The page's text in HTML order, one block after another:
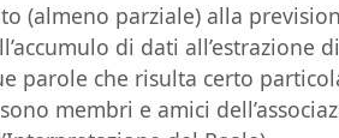
(almeno parziale) alla
di dati all’estrazione di
parole che risulta certo
membri e amici